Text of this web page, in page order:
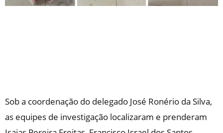
Sob a coordenação do delegado José Ronério da Silva,
as equipes de investigação localizaram e prenderam